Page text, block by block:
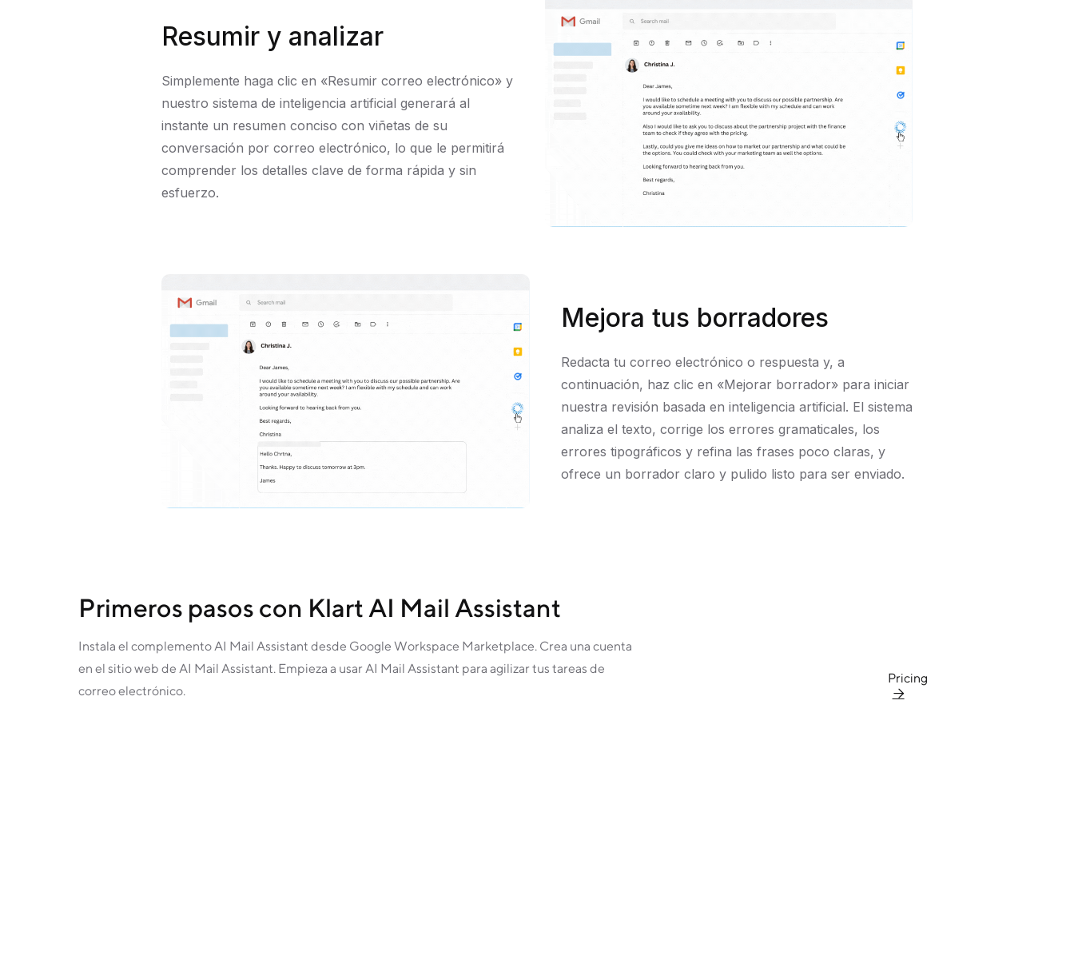
Resumir y analizar
Simplemente haga clic en «Resumir correo electrónico» y
nuestro sistema de inteligencia artificial generará al
instante un resumen conciso con viñetas de su
conversación por correo electrónico, lo que le permitirá
comprender los detalles clave de forma rápida y sin
esfuerzo.
Mejora tus borradores
Redacta tu correo electrónico o respuesta y, a
continuación, haz clic en «Mejorar borrador» para iniciar
nuestra revisión basada en inteligencia artificial. El sistema
analiza el texto, corrige los errores gramaticales, los
errores tipográficos y refina las frases poco claras, y
ofrece un borrador claro y pulido listo para ser enviado.
Primeros pasos con Klart AI Mail Assistant
Instala el complemento AI Mail Assistant desde Google Workspace Marketplace. Crea una cuenta
en el sitio web de AI Mail Assistant. Empieza a usar AI Mail Assistant para agilizar tus tareas de
correo electrónico.
Pricing
